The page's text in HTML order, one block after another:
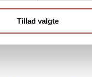
Tillad valgte